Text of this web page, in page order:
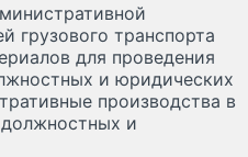
грузового транспорта
для проведения
и юридических
производства в
и